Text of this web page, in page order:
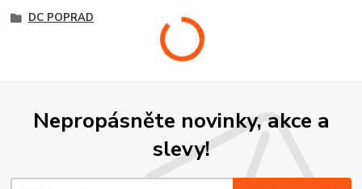
DC POPRAD
Nepropásněte novinky, akce a
slevy!